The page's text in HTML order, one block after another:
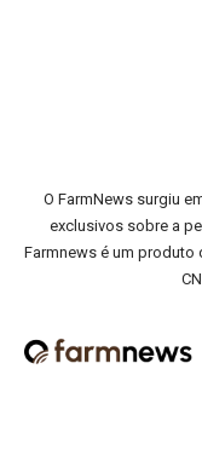
O FarmNews surgiu
exclusivos sobre a
Farmnews é um produto